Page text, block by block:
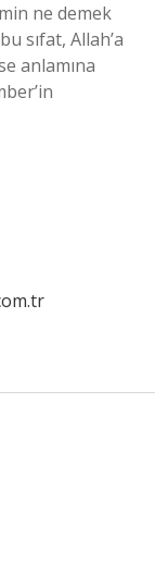
ne demek
bu sıfat, Allah’a
anlamına